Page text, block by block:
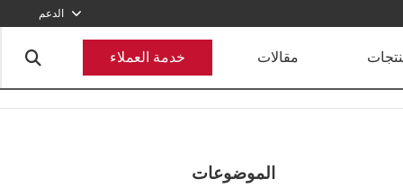
الدعم
920012456
مقالات خدمة العملاء
الموضوعات